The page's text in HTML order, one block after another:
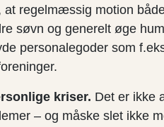
regelmæssig motion
søvn og generelt øge
personalegoder som
kriser. Det er ikke
– og måske slet ikke